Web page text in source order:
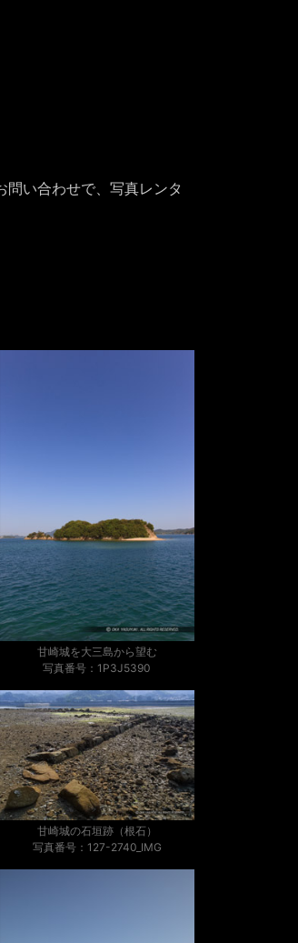
い合わせで、写真レンタ
甘崎城を大三島から望む
写真番号：1P3J5390
甘崎城の石垣跡（根石）
写真番号：127-2740_IMG